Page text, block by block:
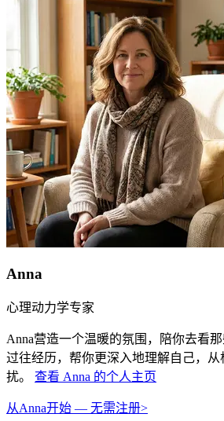
Anna
心理动力学专家
Anna营造一个温暖的氛围，陪你去看
过往经历，帮你更深入地理解自己，从
扰。
查看 Anna 的个人主页
从Anna开始 — 无需注册>